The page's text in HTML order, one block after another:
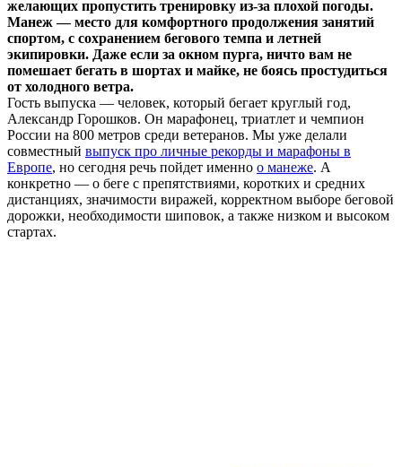
желающих пропустить тренировку из-за плохой погоды.
Манеж — место для комфортного продолжения занятий
спортом, с сохранением бегового темпа и летней
экипировки. Даже если за окном пурга, ничто вам не
помешает бегать в шортах и майке, не боясь простудиться
от холодного ветра.
Гость выпуска — человек, который бегает круглый год,
Александр Горошков. Он марафонец, триатлет и чемпион
России на 800 метров среди ветеранов. Мы уже делали
совместный выпуск про личные рекорды и марафоны в
Европе, но сегодня речь пойдет именно о манеже. А
конкретно — о беге с препятствиями, коротких и средних
дистанциях, значимости виражей, корректном выборе беговой
дорожки, необходимости шиповок, а также низком и высоком
стартах.